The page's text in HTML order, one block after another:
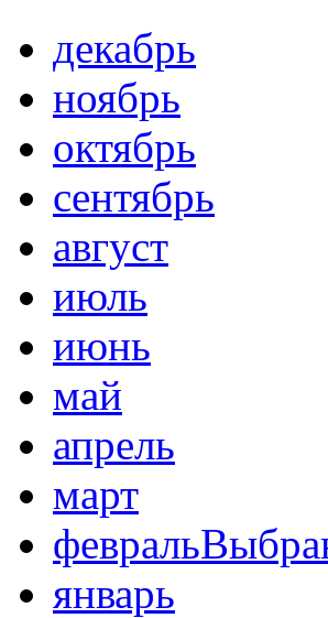
декабрь
ноябрь
октябрь
сентябрь
август
июль
июнь
май
апрель
март
февраль
январь